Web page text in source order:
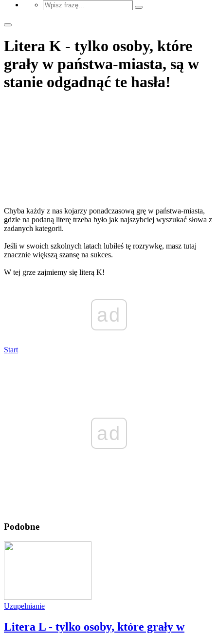
Litera K - tylko osoby, które
grały w państwa-miasta, są w
stanie odgadnąć te hasła!
Chyba każdy z nas kojarzy ponadczasową grę w państwa-miasta,
gdzie na podaną literę trzeba było jak najszybciej wyszukać słowa z
zadanych kategorii.
Jeśli w swoich szkolnych latach lubiłeś tę rozrywkę, masz tutaj
znacznie większą szansę na sukces.
W tej grze zajmiemy się literą K!
ad
Start
ad
Podobne
Uzupełnianie
Litera L - tylko osoby, które grały w